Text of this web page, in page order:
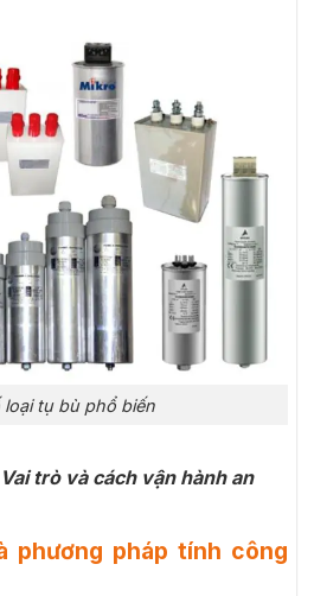
loại tụ bù phổ biến
trò và cách vận hành an
phương pháp tính công